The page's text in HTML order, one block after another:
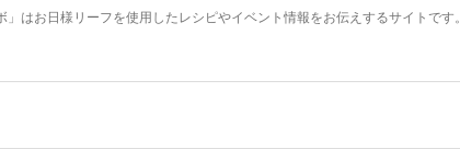
」はお日様リーフを使用したレシピやイベント情報をお伝えするサイトです。